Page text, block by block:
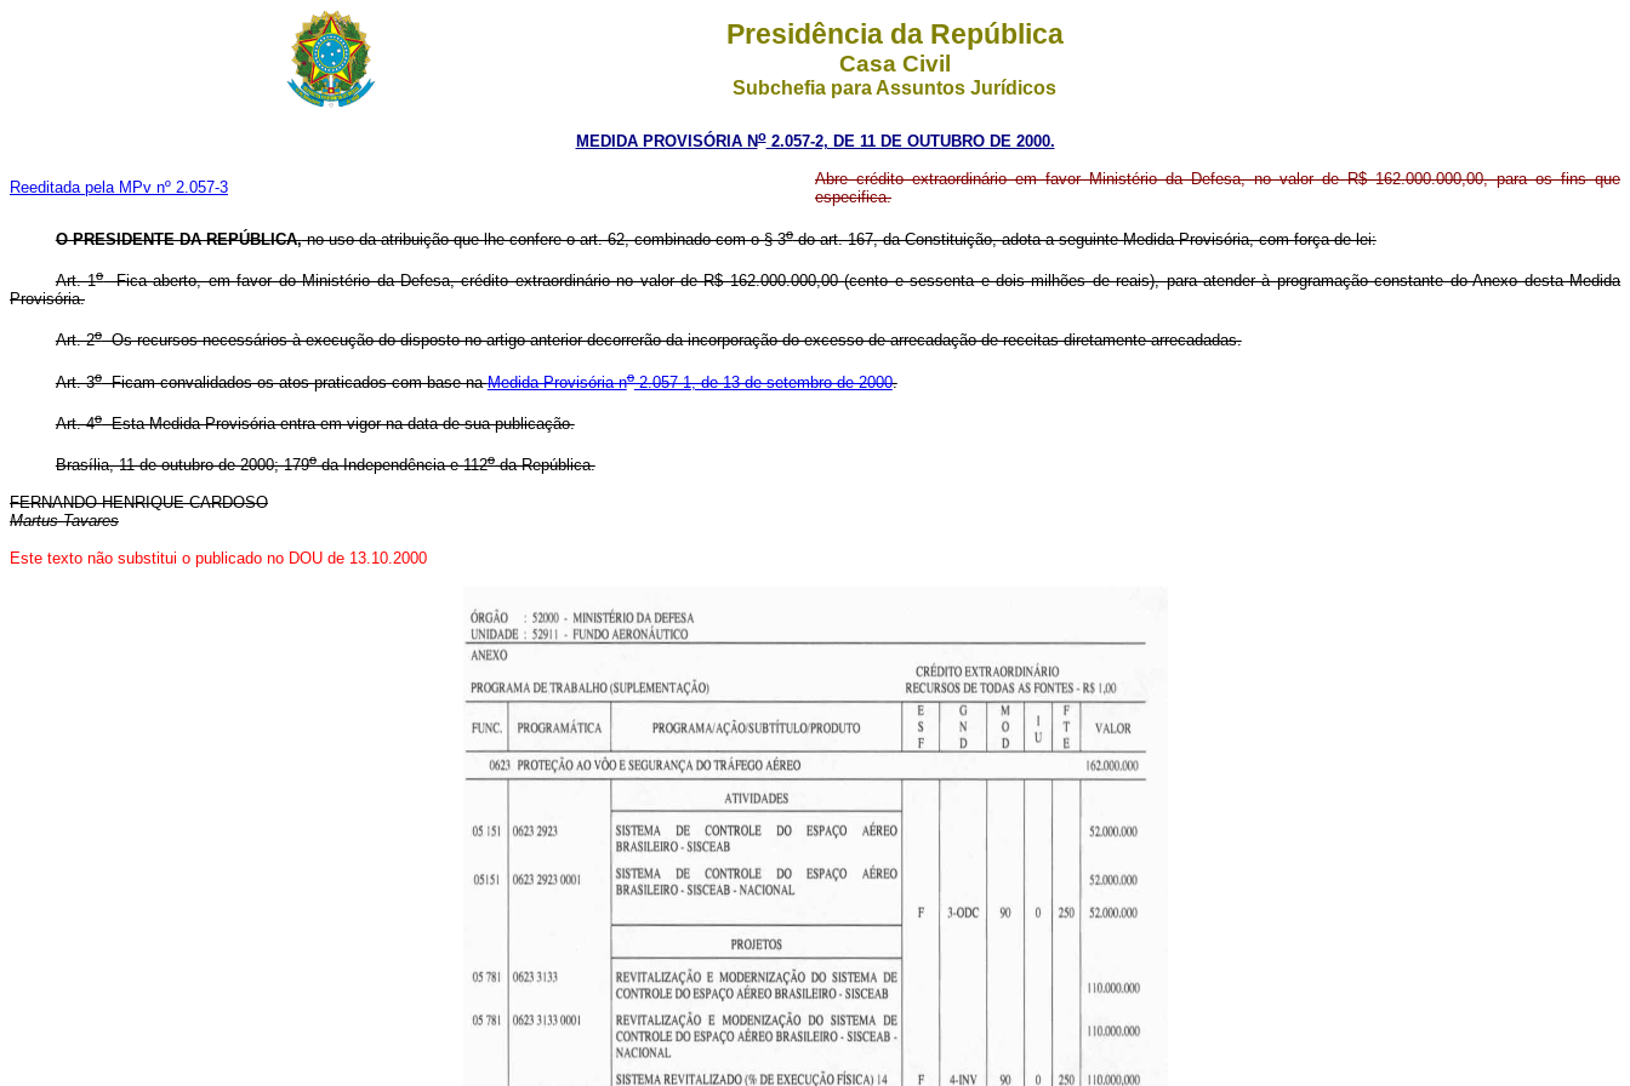
Presidência da República
Casa Civil
Subchefia para Assuntos Jurídicos
MEDIDA PROVISÓRIA No2.057-2, DE 11 DE OUTUBRO DE 2000.
Reeditada pela MPv nº 2.057-3
Abre crédito extraordinário em favor Ministério da Defesa, no valor de R$ 162.000.000,00, para os fins que
especifica.
O PRESIDENTE DA REPÚBLICA,no uso da atribuição que lhe confere o art. 62, combinado com o § 3odo art. 167, da Constituição, adota a seguinte Medida Provisória, com força de lei:
Art. 1oFica aberto, em favor do Ministério da Defesa, crédito extraordinário no valor de R$ 162.000.000,00 (cento e sessenta e dois milhões de reais), para atender à programação constante do Anexo desta Medida
Provisória.
Art. 2oOs recursos necessários à execução do disposto no artigo anterior decorrerão da incorporação do excesso de arrecadação de receitas diretamente arrecadadas.
Art. 3oFicam convalidados os atos praticados com base naMedida Provisória no2.057-1, de 13 de setembro de 2000.
Art. 4oEsta Medida Provisória entra em vigor na data de sua publicação.
Brasília, 11 de outubro de 2000; 179oda Independência e 112oda República.
FERNANDO HENRIQUE CARDOSO
Martus Tavares
Este texto não substitui o publicado no DOU de 13.10.2000